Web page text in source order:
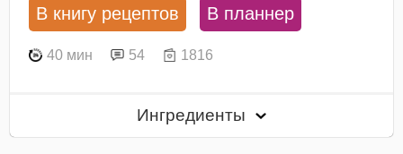
В книгу рецептов В планнер
40 мин 54 1816
Ингредиенты